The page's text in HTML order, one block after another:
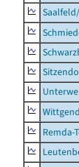
Remda-